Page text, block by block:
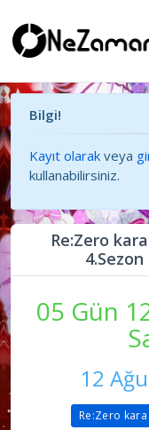
Bilgi!
Kayıt olarak veya
kullanabilirsiniz.
Re:Zero
05 Gün
12
Re:Zero kara